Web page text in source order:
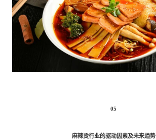
05
麻辣烫行业的驱动因素及未来趋势